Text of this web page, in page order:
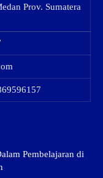
Prov. Sumatera
Pembelajaran di